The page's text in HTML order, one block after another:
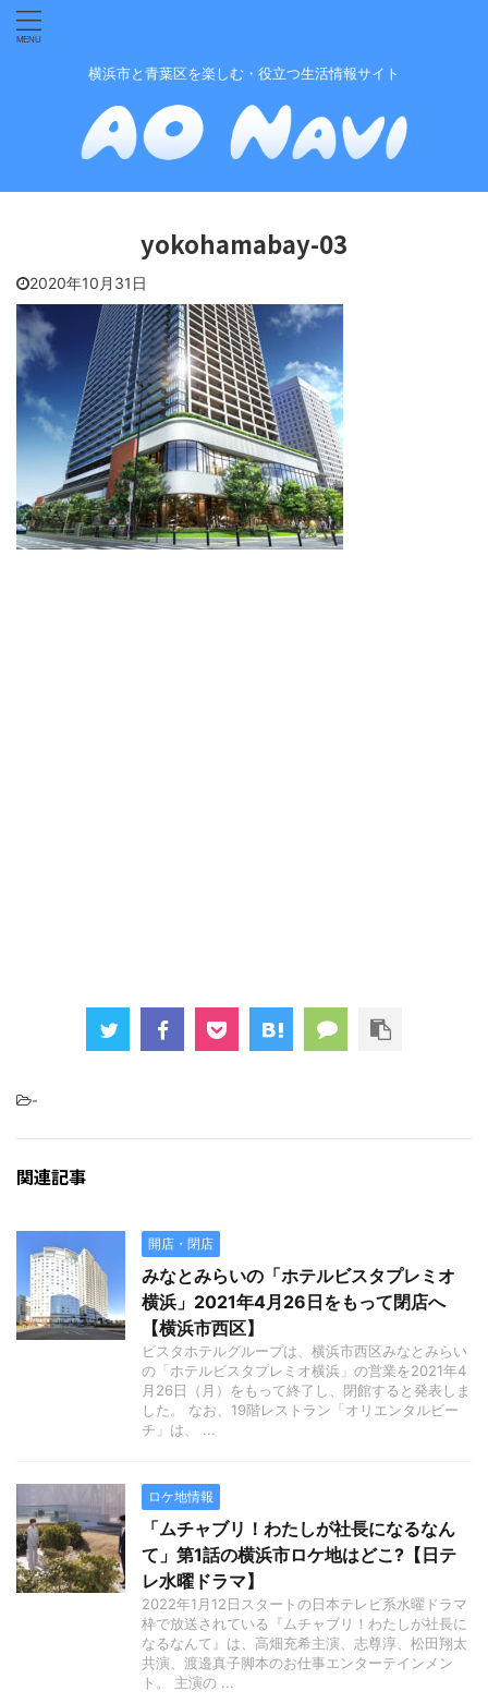
横浜市と青葉区を楽しむ・役立つ生活情報サイト
yokohamabay-03
2020年10月31日
-
関連記事
開店・閉店
みなとみらいの「ホテルビスタプレミオ
横浜」2021年4月26日をもって閉店へ
【横浜市西区】
ビスタホテルグループは、横浜市西区みなとみらい
の「ホテルビスタプレミオ横浜」の営業を2021年4
月26日（月）をもって終了し、閉館すると発表しま
した。 なお、19階レストラン「オリエンタルビー
チ」は、 ...
ロケ地情報
「ムチャブリ！わたしが社長になるなん
て」第1話の横浜市ロケ地はどこ?【日テ
レ水曜ドラマ】
2022年1月12日スタートの日本テレビ系水曜ドラマ
枠で放送されている『ムチャブリ！わたしが社長に
なるなんて』は、高畑充希主演、志尊淳、松田翔太
共演、渡邉真子脚本のお仕事エンターテインメン
ト。 主演の ...